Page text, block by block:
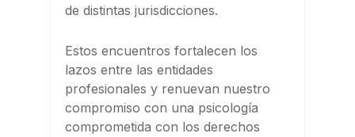
de distintas jurisdicciones.
Estos encuentros fortalecen los
lazos entre las entidades
profesionales y renuevan nuestro
compromiso con una psicología
comprometida con los derechos